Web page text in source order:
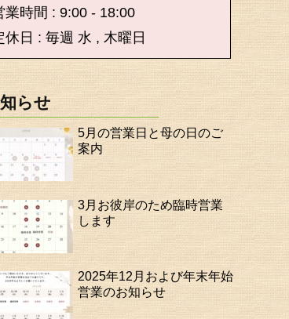
業時間 : 9:00 - 18:00
休日 : 毎週 水 , 木曜日
らせ
5月の営業日と母の日のご
案内
3月お彼岸のため臨時営業
します
2025年12月および年末年始
営業のお知らせ